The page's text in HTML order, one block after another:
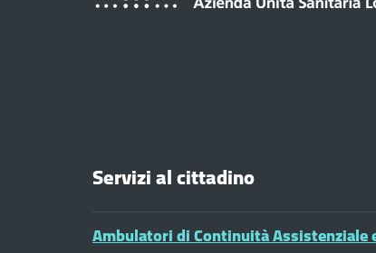
Servizi al cittadino
Ambulatori di Continuità Assistenziale